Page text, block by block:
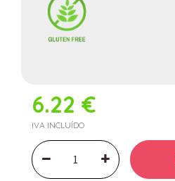
6.22 €
IVA INCLUÍDO